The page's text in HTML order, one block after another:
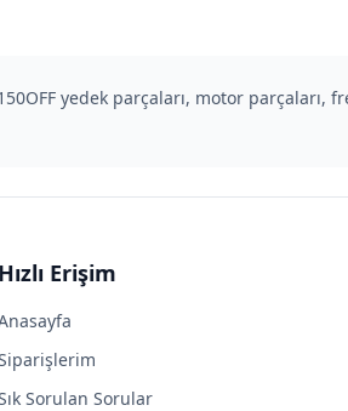
yedek parçaları, motor parçaları,
Hızlı Erişim
Sorulan Sorular